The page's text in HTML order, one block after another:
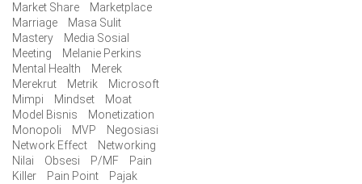
Market Share
Marketplace
Marriage
Masa Sulit
Mastery
Media Sosial
Meeting
Melanie Perkins
Mental Health
Merek
Merekrut
Metrik
Microsoft
Mimpi
Mindset
Moat
Model Bisnis
Monetization
Monopoli
MVP
Negosiasi
Network Effect
Networking
Nilai
Obsesi P/MF
Pain
Killer
Pain Point
Pajak